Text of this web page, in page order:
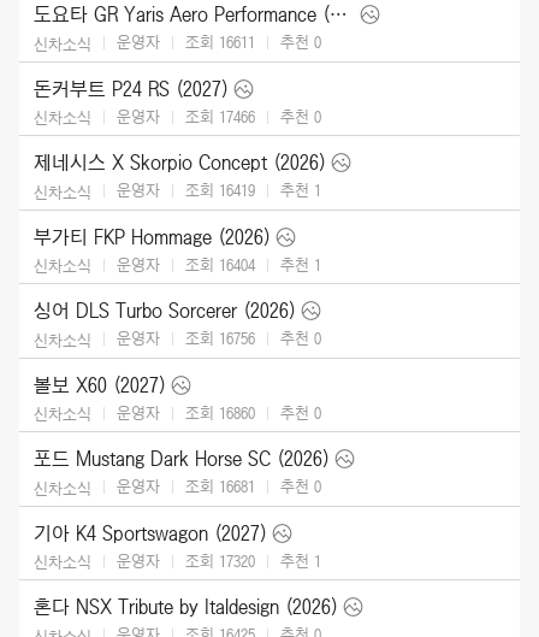
도요타 GR Yaris Aero Performance (2026)
신차소식 운영자 조회 16611 추천 0
돈커부트 P24 RS (2027)
신차소식 운영자 조회 17466 추천 0
제네시스 X Skorpio Concept (2026)
신차소식 운영자 조회 16419 추천 1
부가티 FKP Hommage (2026)
신차소식 운영자 조회 16404 추천 1
싱어 DLS Turbo Sorcerer (2026)
신차소식 운영자 조회 16756 추천 0
볼보 X60 (2027)
신차소식 운영자 조회 16860 추천 0
포드 Mustang Dark Horse SC (2026)
신차소식 운영자 조회 16681 추천 0
기아 K4 Sportswagon (2027)
신차소식 운영자 조회 17320 추천 1
혼다 NSX Tribute by Italdesign (2026)